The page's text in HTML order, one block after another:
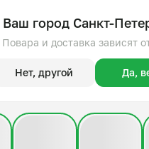
Ваш город Санкт-
Повара и доставка зависят
Нет, другой Да,